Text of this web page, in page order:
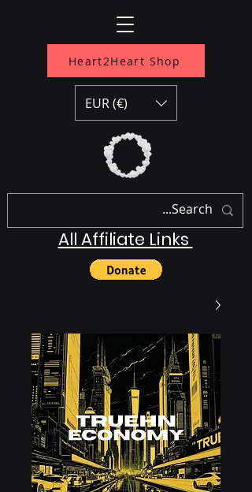
Heart2Heart Shop
All Affiliate Links
EUR (€)